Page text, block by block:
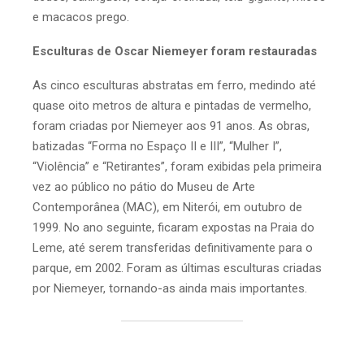
e macacos prego.
Esculturas de Oscar Niemeyer foram restauradas
As cinco esculturas abstratas em ferro, medindo até
quase oito metros de altura e pintadas de vermelho,
foram criadas por Niemeyer aos 91 anos. As obras,
batizadas “Forma no Espaço II e III”, “Mulher I”,
“Violência” e “Retirantes”, foram exibidas pela primeira
vez ao público no pátio do Museu de Arte
Contemporânea (MAC), em Niterói, em outubro de
1999. No ano seguinte, ficaram expostas na Praia do
Leme, até serem transferidas definitivamente para o
parque, em 2002. Foram as últimas esculturas criadas
por Niemeyer, tornando-as ainda mais importantes.